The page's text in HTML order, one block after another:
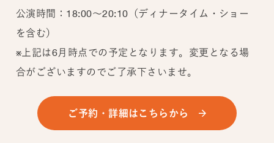
公演時間：18:00～20:10（ディナータイム・ショー
を含む）
※上記は6月時点での予定となります。変更となる場
合がございますのでご了承下さいませ。
ご予約・詳細はこちらから